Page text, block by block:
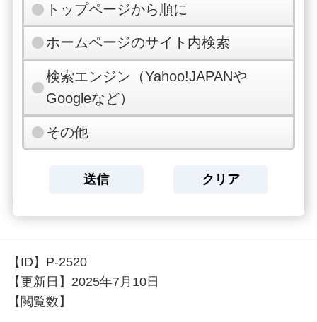
トップページから順に
ホームページのサイト内検索
検索エンジン（Yahoo!JAPANや
Googleなど）
その他
【ID】 P-2520
【更新日】 2025年7月10日
【閲覧数】